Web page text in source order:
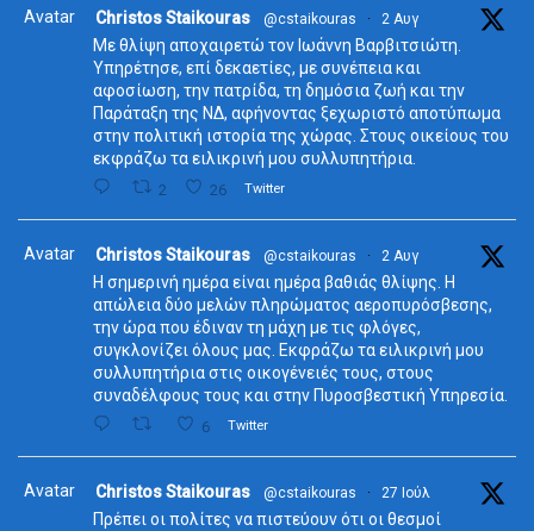
Avatar Christos Staikouras @cstaikouras · 2 Αυγ
Με θλίψη αποχαιρετώ τον Ιωάννη Βαρβιτσιώτη.
Υπηρέτησε, επί δεκαετίες, με συνέπεια και
αφοσίωση, την πατρίδα, τη δημόσια ζωή και την
Παράταξη της ΝΔ, αφήνοντας ξεχωριστό αποτύπωμα
στην πολιτική ιστορία της χώρας. Στους οικείους του
εκφράζω τα ειλικρινή μου συλλυπητήρια.
2 26 Twitter
Avatar Christos Staikouras @cstaikouras · 2 Αυγ
Η σημερινή ημέρα είναι ημέρα βαθιάς θλίψης. Η
απώλεια δύο μελών πληρώματος αεροπυρόσβεσης,
την ώρα που έδιναν τη μάχη με τις φλόγες,
συγκλονίζει όλους μας. Εκφράζω τα ειλικρινή μου
συλλυπητήρια στις οικογένειές τους, στους
συναδέλφους τους και στην Πυροσβεστική Υπηρεσία.
6 Twitter
Avatar Christos Staikouras @cstaikouras · 27 Ιούλ
Πρέπει οι πολίτες να πιστεύουν ότι οι θεσμοί